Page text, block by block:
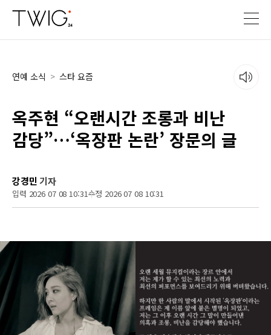
연예 소식 > 스타 요즘
옥주현 “오랜시간 조롱과 비난
감당”…‘옥장판 논란’ 장문의 글
강경민 기자
입력 2026 07 08 10:31수정 2026 07 08 10:31